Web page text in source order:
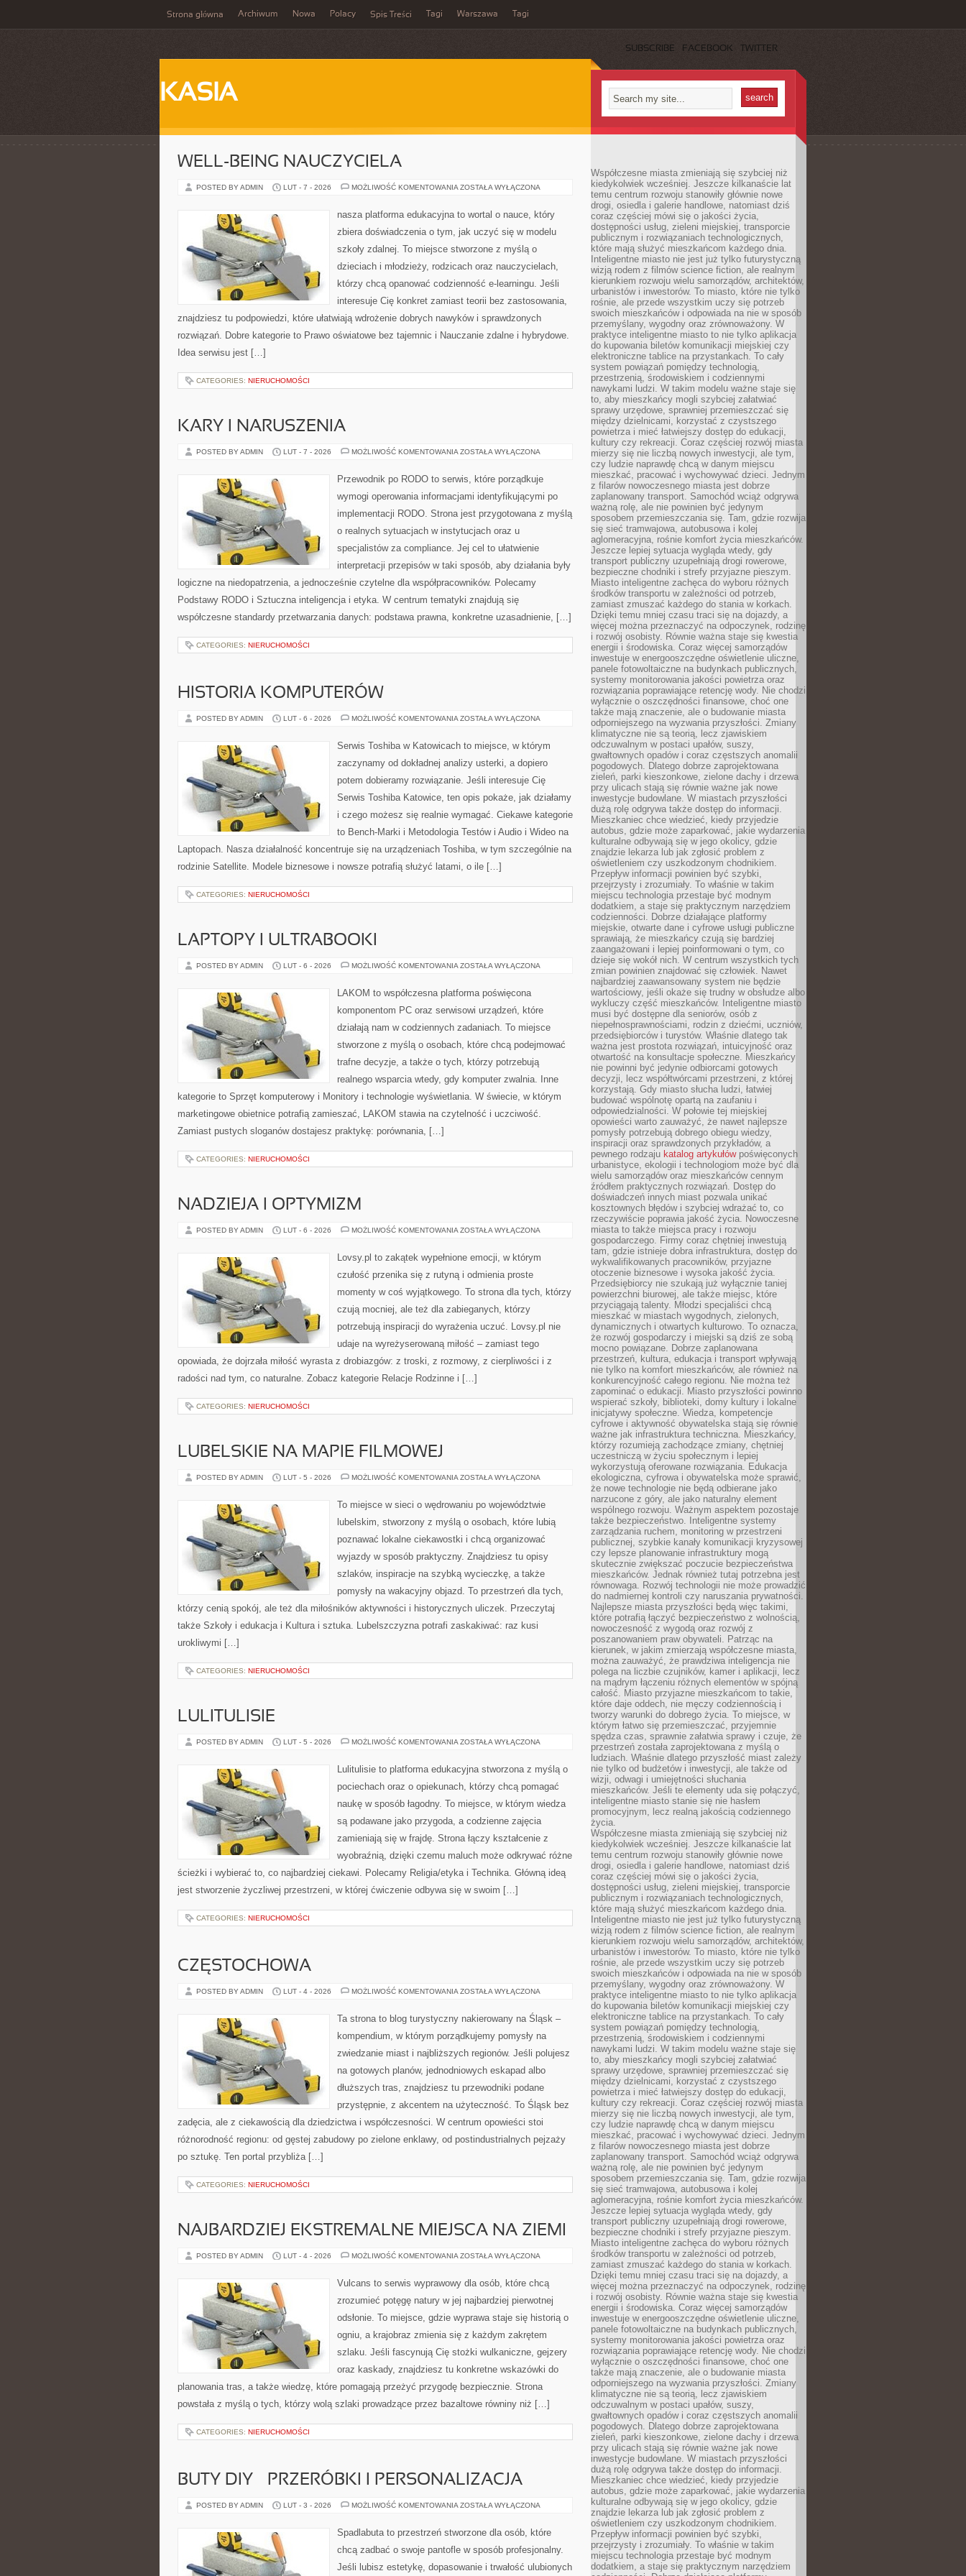
Strona główna Archiwum Nowa Polacy Spis Treści Tagi Warszawa Tagi
SUBSCRIBE FACEBOOK TWITTER
KASIA
WELL-BEING NAUCZYCIELA
POSTED BY ADMIN LUT - 7 - 2026 MOŻLIWOŚĆ KOMENTOWANIA WELL-
ZOSTAŁA WYŁĄCZONA
nasza platforma edukacyjna to wortal o nauce, który
zbiera doświadczenia o tym, jak uczyć się w modelu
szkoły zdalnej. To miejsce stworzone z myślą o
dzieciach i młodzieży, rodzicach oraz nauczycielach,
którzy chcą opanować codzienność e-learningu. Jeśli
interesuje Cię konkret zamiast teorii bez zastosowania,
znajdziesz tu podpowiedzi, które ułatwiają wdrożenie dobrych nawyków i sprawdzonych
rozwiązań. Dobre kategorie to Prawo oświatowe bez tajemnic i Nauczanie zdalne i hybrydowe.
Idea serwisu jest […]
CATEGORIES: NIERUCHOMOŚCI
KARY I NARUSZENIA
POSTED BY ADMIN LUT - 7 - 2026 MOŻLIWOŚĆ KOMENTOWANIA KARY
ZOSTAŁA WYŁĄCZONA
Przewodnik po RODO to serwis, które porządkuje
wymogi operowania informacjami identyfikującymi po
implementacji RODO. Strona jest przygotowana z myślą
o realnych sytuacjach w instytucjach oraz u
specjalistów za compliance. Jej cel to ułatwienie
interpretacji przepisów w taki sposób, aby działania były
logiczne na niedopatrzenia, a jednocześnie czytelne dla współpracowników. Polecamy
Podstawy RODO i Sztuczna inteligencja i etyka. W centrum tematyki znajdują się
współczesne standardy przetwarzania danych: podstawa prawna, konkretne uzasadnienie, […]
CATEGORIES: NIERUCHOMOŚCI
HISTORIA KOMPUTERÓW
POSTED BY ADMIN LUT - 6 - 2026 MOŻLIWOŚĆ KOMENTOWANIA HISTORIA
ZOSTAŁA WYŁĄCZONA
Serwis Toshiba w Katowicach to miejsce, w którym
zaczynamy od dokładnej analizy usterki, a dopiero
potem dobieramy rozwiązanie. Jeśli interesuje Cię
Serwis Toshiba Katowice, ten opis pokaże, jak działamy
i czego możesz się realnie wymagać. Ciekawe kategorie
to Bench-Marki i Metodologia Testów i Audio i Wideo na
Laptopach. Nasza działalność koncentruje się na urządzeniach Toshiba, w tym szczególnie na
rodzinie Satellite. Modele biznesowe i nowsze potrafią służyć latami, o ile […]
CATEGORIES: NIERUCHOMOŚCI
LAPTOPY I ULTRABOOKI
POSTED BY ADMIN LUT - 6 - 2026 MOŻLIWOŚĆ KOMENTOWANIA LAPTOPY
ZOSTAŁA WYŁĄCZONA
LAKOM to współczesna platforma poświęcona
komponentom PC oraz serwisowi urządzeń, które
działają nam w codziennych zadaniach. To miejsce
stworzone z myślą o osobach, które chcą podejmować
trafne decyzje, a także o tych, którzy potrzebują
realnego wsparcia wtedy, gdy komputer zwalnia. Inne
kategorie to Sprzęt komputerowy i Monitory i technologie wyświetlania. W świecie, w którym
marketingowe obietnice potrafią zamieszać, LAKOM stawia na czytelność i uczciwość.
Zamiast pustych sloganów dostajesz praktykę: porównania, […]
CATEGORIES: NIERUCHOMOŚCI
NADZIEJA I OPTYMIZM
POSTED BY ADMIN LUT - 6 - 2026 MOŻLIWOŚĆ KOMENTOWANIA NADZIEJA
ZOSTAŁA WYŁĄCZONA
Lovsy.pl to zakątek wypełnione emocji, w którym
czułość przenika się z rutyną i odmienia proste
momenty w coś wyjątkowego. To strona dla tych, którzy
czują mocniej, ale też dla zabieganych, którzy
potrzebują inspiracji do wyrażenia uczuć. Lovsy.pl nie
udaje na wyreżyserowaną miłość – zamiast tego
opowiada, że dojrzała miłość wyrasta z drobiazgów: z troski, z rozmowy, z cierpliwości i z
radości nad tym, co naturalne. Zobacz kategorie Relacje Rodzinne i […]
CATEGORIES: NIERUCHOMOŚCI
LUBELSKIE NA MAPIE FILMOWEJ
POSTED BY ADMIN LUT - 5 - 2026 MOŻLIWOŚĆ KOMENTOWANIA LUBELSKIE
FILMOWEJ
ZOSTAŁA WYŁĄCZONA
To miejsce w sieci o wędrowaniu po województwie
lubelskim, stworzony z myślą o osobach, które lubią
poznawać lokalne ciekawostki i chcą organizować
wyjazdy w sposób praktyczny. Znajdziesz tu opisy
szlaków, inspiracje na szybką wycieczkę, a także
pomysły na wakacyjny objazd. To przestrzeń dla tych,
którzy cenią spokój, ale też dla miłośników aktywności i historycznych uliczek. Przeczytaj
także Szkoły i edukacja i Kultura i sztuka. Lubelszczyzna potrafi zaskakiwać: raz kusi
urokliwymi […]
CATEGORIES: NIERUCHOMOŚCI
LULITULISIE
POSTED BY ADMIN LUT - 5 - 2026 MOŻLIWOŚĆ KOMENTOWANIA LULITULISIE
ZOSTAŁA WYŁĄCZONA
Lulitulisie to platforma edukacyjna stworzona z myślą o
pociechach oraz o opiekunach, którzy chcą pomagać
naukę w sposób łagodny. To miejsce, w którym wiedza
są podawane jako przygoda, a codzienne zajęcia
zamieniają się w frajdę. Strona łączy kształcenie z
wyobraźnią, dzięki czemu maluch może odkrywać różne
ścieżki i wybierać to, co najbardziej ciekawi. Polecamy Religia/etyka i Technika. Główną ideą
jest stworzenie życzliwej przestrzeni, w której ćwiczenie odbywa się w swoim […]
CATEGORIES: NIERUCHOMOŚCI
CZĘSTOCHOWA
POSTED BY ADMIN LUT - 4 - 2026 MOŻLIWOŚĆ KOMENTOWANIA CZĘSTOCHOWA
ZOSTAŁA WYŁĄCZONA
Ta strona to blog turystyczny nakierowany na Śląsk –
kompendium, w którym porządkujemy pomysły na
zwiedzanie miast i najbliższych regionów. Jeśli polujesz
na gotowych planów, jednodniowych eskapad albo
dłuższych tras, znajdziesz tu przewodniki podane
przystępnie, z akcentem na użyteczność. To Śląsk bez
zadęcia, ale z ciekawością dla dziedzictwa i współczesności. W centrum opowieści stoi
różnorodność regionu: od gęstej zabudowy po zielone enklawy, od postindustrialnych pejzaży
po sztukę. Ten portal przybliża […]
CATEGORIES: NIERUCHOMOŚCI
NAJBARDZIEJ EKSTREMALNE MIEJSCA NA ZIEMI
POSTED BY ADMIN LUT - 4 - 2026 MOŻLIWOŚĆ KOMENTOWANIA NAJBARDZIEJ
NA
ZIEMI
ZOSTAŁA WYŁĄCZONA
Vulcans to serwis wyprawowy dla osób, które chcą
zrozumieć potęgę natury w jej najbardziej pierwotnej
odsłonie. To miejsce, gdzie wyprawa staje się historią o
ogniu, a krajobraz zmienia się z każdym zakrętem
szlaku. Jeśli fascynują Cię stożki wulkaniczne, gejzery
oraz kaskady, znajdziesz tu konkretne wskazówki do
planowania tras, a także wiedzę, które pomagają przeżyć przygodę bezpiecznie. Strona
powstała z myślą o tych, którzy wolą szlaki prowadzące przez bazaltowe równiny niż […]
CATEGORIES: NIERUCHOMOŚCI
BUTY DIY – PRZERÓBKI I PERSONALIZACJA
POSTED BY ADMIN LUT - 3 - 2026 MOŻLIWOŚĆ KOMENTOWANIA BUTY
PRZERÓBKI
I
ZOSTAŁA WYŁĄCZONA
Spadlabuta to przestrzeń stworzone dla osób, które
chcą zadbać o swoje pantofle w sposób profesjonalny.
Jeśli lubisz estetykę, dopasowanie i trwałość ulubionych
Współczesne miasta zmieniają się szybciej niż
kiedykolwiek wcześniej. Jeszcze kilkanaście lat
temu centrum rozwoju stanowiły głównie nowe
drogi, osiedla i galerie handlowe, natomiast dziś
coraz częściej mówi się o jakości życia,
dostępności usług, zieleni miejskiej, transporcie
publicznym i rozwiązaniach technologicznych,
które mają służyć mieszkańcom każdego dnia.
Inteligentne miasto nie jest już tylko futurystyczną
wizją rodem z filmów science fiction, ale realnym
kierunkiem rozwoju wielu samorządów, architektów,
urbanistów i inwestorów. To miasto, które nie tylko
rośnie, ale przede wszystkim uczy się potrzeb
swoich mieszkańców i odpowiada na nie w sposób
przemyślany, wygodny oraz zrównoważony. W
praktyce inteligentne miasto to nie tylko aplikacja
do kupowania biletów komunikacji miejskiej czy
elektroniczne tablice na przystankach. To cały
system powiązań pomiędzy technologią,
przestrzenią, środowiskiem i codziennymi
nawykami ludzi. W takim modelu ważne staje się
to, aby mieszkańcy mogli szybciej załatwiać
sprawy urzędowe, sprawniej przemieszczać się
między dzielnicami, korzystać z czystszego
powietrza i mieć łatwiejszy dostęp do edukacji,
kultury czy rekreacji. Coraz częściej rozwój miasta
mierzy się nie liczbą nowych inwestycji, ale tym,
czy ludzie naprawdę chcą w danym miejscu
mieszkać, pracować i wychowywać dzieci. Jednym
z filarów nowoczesnego miasta jest dobrze
zaplanowany transport. Samochód wciąż odgrywa
ważną rolę, ale nie powinien być jedynym
sposobem przemieszczania się. Tam, gdzie rozwija
się sieć tramwajowa, autobusowa i kolej
aglomeracyjna, rośnie komfort życia mieszkańców.
Jeszcze lepiej sytuacja wygląda wtedy, gdy
transport publiczny uzupełniają drogi rowerowe,
bezpieczne chodniki i strefy przyjazne pieszym.
Miasto inteligentne zachęca do wyboru różnych
środków transportu w zależności od potrzeb,
zamiast zmuszać każdego do stania w korkach.
Dzięki temu mniej czasu traci się na dojazdy, a
więcej można przeznaczyć na odpoczynek, rodzinę
i rozwój osobisty. Równie ważna staje się kwestia
energii i środowiska. Coraz więcej samorządów
inwestuje w energooszczędne oświetlenie uliczne,
panele fotowoltaiczne na budynkach publicznych,
systemy monitorowania jakości powietrza oraz
rozwiązania poprawiające retencję wody. Nie chodzi
wyłącznie o oszczędności finansowe, choć one
także mają znaczenie, ale o budowanie miasta
odporniejszego na wyzwania przyszłości. Zmiany
klimatyczne nie są teorią, lecz zjawiskiem
odczuwalnym w postaci upałów, suszy,
gwałtownych opadów i coraz częstszych anomalii
pogodowych. Dlatego dobrze zaprojektowana
zieleń, parki kieszonkowe, zielone dachy i drzewa
przy ulicach stają się równie ważne jak nowe
inwestycje budowlane. W miastach przyszłości
dużą rolę odgrywa także dostęp do informacji.
Mieszkaniec chce wiedzieć, kiedy przyjedzie
autobus, gdzie może zaparkować, jakie wydarzenia
kulturalne odbywają się w jego okolicy, gdzie
znajdzie lekarza lub jak zgłosić problem z
oświetleniem czy uszkodzonym chodnikiem.
Przepływ informacji powinien być szybki,
przejrzysty i zrozumiały. To właśnie w takim
miejscu technologia przestaje być modnym
dodatkiem, a staje się praktycznym narzędziem
codzienności. Dobrze działające platformy
miejskie, otwarte dane i cyfrowe usługi publiczne
sprawiają, że mieszkańcy czują się bardziej
zaangażowani i lepiej poinformowani o tym, co
dzieje się wokół nich. W centrum wszystkich tych
zmian powinien znajdować się człowiek. Nawet
najbardziej zaawansowany system nie będzie
wartościowy, jeśli okaże się trudny w obsłudze albo
wykluczy część mieszkańców. Inteligentne miasto
musi być dostępne dla seniorów, osób z
niepełnosprawnościami, rodzin z dziećmi, uczniów,
przedsiębiorców i turystów. Właśnie dlatego tak
ważna jest prostota rozwiązań, intuicyjność oraz
otwartość na konsultacje społeczne. Mieszkańcy
nie powinni być jedynie odbiorcami gotowych
decyzji, lecz współtwórcami przestrzeni, z której
korzystają. Gdy miasto słucha ludzi, łatwiej
budować wspólnotę opartą na zaufaniu i
odpowiedzialności. W połowie tej miejskiej
opowieści warto zauważyć, że nawet najlepsze
pomysły potrzebują dobrego obiegu wiedzy,
inspiracji oraz sprawdzonych przykładów, a
pewnego rodzaju katalog artykułówpoświęconych
urbanistyce, ekologii i technologiom może być dla
wielu samorządów oraz mieszkańców cennym
źródłem praktycznych rozwiązań. Dostęp do
doświadczeń innych miast pozwala unikać
kosztownych błędów i szybciej wdrażać to, co
rzeczywiście poprawia jakość życia. Nowoczesne
miasta to także miejsca pracy i rozwoju
gospodarczego. Firmy coraz chętniej inwestują
tam, gdzie istnieje dobra infrastruktura, dostęp do
wykwalifikowanych pracowników, przyjazne
otoczenie biznesowe i wysoka jakość życia.
Przedsiębiorcy nie szukają już wyłącznie taniej
powierzchni biurowej, ale także miejsc, które
przyciągają talenty. Młodzi specjaliści chcą
mieszkać w miastach wygodnych, zielonych,
dynamicznych i otwartych kulturowo. To oznacza,
że rozwój gospodarczy i miejski są dziś ze sobą
mocno powiązane. Dobrze zaplanowana
przestrzeń, kultura, edukacja i transport wpływają
nie tylko na komfort mieszkańców, ale również na
konkurencyjność całego regionu. Nie można też
zapominać o edukacji. Miasto przyszłości powinno
wspierać szkoły, biblioteki, domy kultury i lokalne
inicjatywy społeczne. Wiedza, kompetencje
cyfrowe i aktywność obywatelska stają się równie
ważne jak infrastruktura techniczna. Mieszkańcy,
którzy rozumieją zachodzące zmiany, chętniej
uczestniczą w życiu społecznym i lepiej
wykorzystują oferowane rozwiązania. Edukacja
ekologiczna, cyfrowa i obywatelska może sprawić,
że nowe technologie nie będą odbierane jako
narzucone z góry, ale jako naturalny element
wspólnego rozwoju. Ważnym aspektem pozostaje
także bezpieczeństwo. Inteligentne systemy
zarządzania ruchem, monitoring w przestrzeni
publicznej, szybkie kanały komunikacji kryzysowej
czy lepsze planowanie infrastruktury mogą
skutecznie zwiększać poczucie bezpieczeństwa
mieszkańców. Jednak również tutaj potrzebna jest
równowaga. Rozwój technologii nie może prowadzić
do nadmiernej kontroli czy naruszania prywatności.
Najlepsze miasta przyszłości będą więc takimi,
które potrafią łączyć bezpieczeństwo z wolnością,
nowoczesność z wygodą oraz rozwój z
poszanowaniem praw obywateli. Patrząc na
kierunek, w jakim zmierzają współczesne miasta,
można zauważyć, że prawdziwa inteligencja nie
polega na liczbie czujników, kamer i aplikacji, lecz
na mądrym łączeniu różnych elementów w spójną
całość. Miasto przyjazne mieszkańcom to takie,
które daje oddech, nie męczy codziennością i
tworzy warunki do dobrego życia. To miejsce, w
którym łatwo się przemieszczać, przyjemnie
spędza czas, sprawnie załatwia sprawy i czuje, że
przestrzeń została zaprojektowana z myślą o
ludziach. Właśnie dlatego przyszłość miast zależy
nie tylko od budżetów i inwestycji, ale także od
wizji, odwagi i umiejętności słuchania
mieszkańców. Jeśli te elementy uda się połączyć,
inteligentne miasto stanie się nie hasłem
promocyjnym, lecz realną jakością codziennego
życia.
Współczesne miasta zmieniają się szybciej niż
kiedykolwiek wcześniej. Jeszcze kilkanaście lat
temu centrum rozwoju stanowiły głównie nowe
drogi, osiedla i galerie handlowe, natomiast dziś
coraz częściej mówi się o jakości życia,
dostępności usług, zieleni miejskiej, transporcie
publicznym i rozwiązaniach technologicznych,
które mają służyć mieszkańcom każdego dnia.
Inteligentne miasto nie jest już tylko futurystyczną
wizją rodem z filmów science fiction, ale realnym
kierunkiem rozwoju wielu samorządów, architektów,
urbanistów i inwestorów. To miasto, które nie tylko
rośnie, ale przede wszystkim uczy się potrzeb
swoich mieszkańców i odpowiada na nie w sposób
przemyślany, wygodny oraz zrównoważony. W
praktyce inteligentne miasto to nie tylko aplikacja
do kupowania biletów komunikacji miejskiej czy
elektroniczne tablice na przystankach. To cały
system powiązań pomiędzy technologią,
przestrzenią, środowiskiem i codziennymi
nawykami ludzi. W takim modelu ważne staje się
to, aby mieszkańcy mogli szybciej załatwiać
sprawy urzędowe, sprawniej przemieszczać się
między dzielnicami, korzystać z czystszego
powietrza i mieć łatwiejszy dostęp do edukacji,
kultury czy rekreacji. Coraz częściej rozwój miasta
mierzy się nie liczbą nowych inwestycji, ale tym,
czy ludzie naprawdę chcą w danym miejscu
mieszkać, pracować i wychowywać dzieci. Jednym
z filarów nowoczesnego miasta jest dobrze
zaplanowany transport. Samochód wciąż odgrywa
ważną rolę, ale nie powinien być jedynym
sposobem przemieszczania się. Tam, gdzie rozwija
się sieć tramwajowa, autobusowa i kolej
aglomeracyjna, rośnie komfort życia mieszkańców.
Jeszcze lepiej sytuacja wygląda wtedy, gdy
transport publiczny uzupełniają drogi rowerowe,
bezpieczne chodniki i strefy przyjazne pieszym.
Miasto inteligentne zachęca do wyboru różnych
środków transportu w zależności od potrzeb,
zamiast zmuszać każdego do stania w korkach.
Dzięki temu mniej czasu traci się na dojazdy, a
więcej można przeznaczyć na odpoczynek, rodzinę
i rozwój osobisty. Równie ważna staje się kwestia
energii i środowiska. Coraz więcej samorządów
inwestuje w energooszczędne oświetlenie uliczne,
panele fotowoltaiczne na budynkach publicznych,
systemy monitorowania jakości powietrza oraz
rozwiązania poprawiające retencję wody. Nie chodzi
wyłącznie o oszczędności finansowe, choć one
także mają znaczenie, ale o budowanie miasta
odporniejszego na wyzwania przyszłości. Zmiany
klimatyczne nie są teorią, lecz zjawiskiem
odczuwalnym w postaci upałów, suszy,
gwałtownych opadów i coraz częstszych anomalii
pogodowych. Dlatego dobrze zaprojektowana
zieleń, parki kieszonkowe, zielone dachy i drzewa
przy ulicach stają się równie ważne jak nowe
inwestycje budowlane. W miastach przyszłości
dużą rolę odgrywa także dostęp do informacji.
Mieszkaniec chce wiedzieć, kiedy przyjedzie
autobus, gdzie może zaparkować, jakie wydarzenia
kulturalne odbywają się w jego okolicy, gdzie
znajdzie lekarza lub jak zgłosić problem z
oświetleniem czy uszkodzonym chodnikiem.
Przepływ informacji powinien być szybki,
przejrzysty i zrozumiały. To właśnie w takim
miejscu technologia przestaje być modnym
dodatkiem, a staje się praktycznym narzędziem